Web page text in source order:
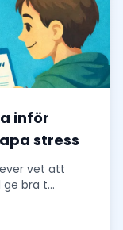
inför
stress
ge bra t...